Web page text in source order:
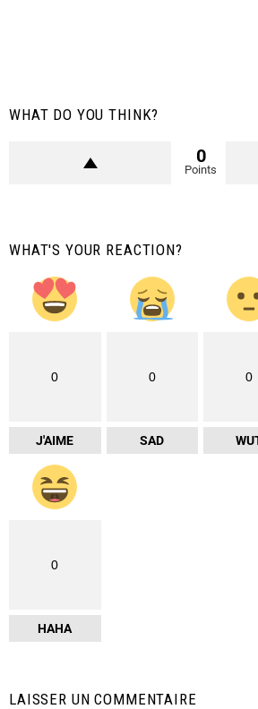
WHAT DO YOU THINK?
0
Points
WHAT'S YOUR REACTION?
0
J'AIME
0
SAD
0
0
HAHA
LAISSER UN COMMENTAIRE